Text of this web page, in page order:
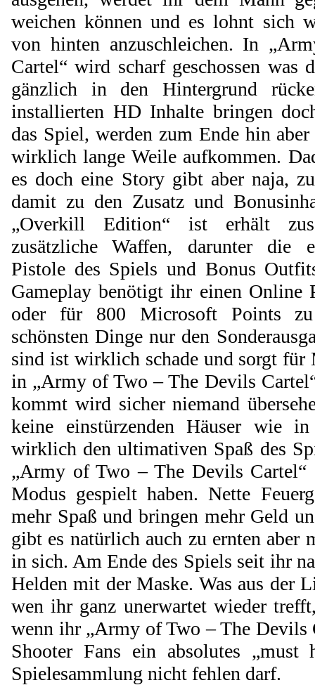
weichen können und es lohnt sich
von hinten anzuschleichen. In
Cartel“ wird scharf geschossen was
gänzlich in den Hintergrund
installierten HD Inhalte bringen
das Spiel, werden zum Ende hin
wirklich lange Weile aufkommen.
es doch eine Story gibt aber naja,
damit zu den Zusatz und
„Overkill Edition“ ist erhält
zusätzliche Waffen, darunter die
Pistole des Spiels und Bonus
Gameplay benötigt ihr einen Online
oder für 800 Microsoft Points
schönsten Dinge nur den
sind ist wirklich schade und sorgt für
in „Army of Two – The Devils
kommt wird sicher niemand
keine einstürzenden Häuser wie
wirklich den ultimativen Spaß des
„Army of Two – The Devils
Modus gespielt haben. Nette
mehr Spaß und bringen mehr Geld
gibt es natürlich auch zu ernten aber
in sich. Am Ende des Spiels seit ihr
Helden mit der Maske. Was aus der
wen ihr ganz unerwartet wieder
wenn ihr „Army of Two – The Devils
Shooter Fans ein absolutes „must
Spielesammlung nicht fehlen darf.